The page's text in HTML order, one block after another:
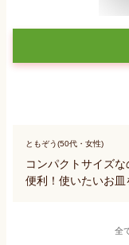
ともぞう(50代・女性)
コンパクトサイズ
便利！使いたいお皿
全